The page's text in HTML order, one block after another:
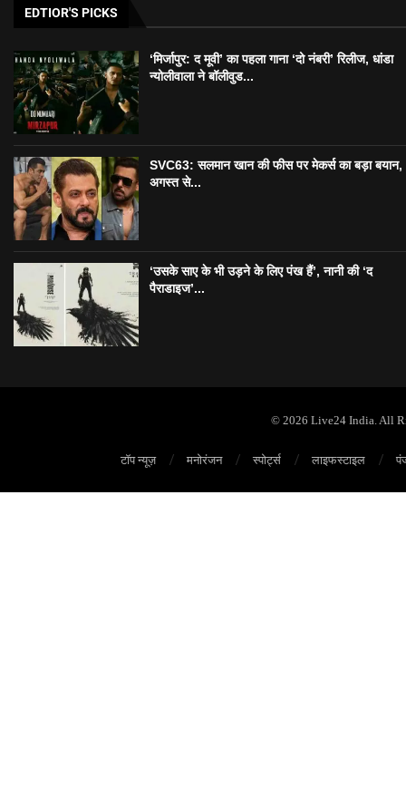
EDTIOR'S PICKS
‘मिर्जापुर: द मूवी’ का पहला गाना ‘दो नंबरी’ रिलीज, धांडा
न्योलीवाला ने बॉलीवुड...
SVC63: सलमान खान की फीस पर मेकर्स का बड़ा बयान,
अगस्त से...
‘उसके साए के भी उड़ने के लिए पंख हैं’, नानी की ‘द
पैराडाइज’...
© 2026 Live24 India. All
टॉप न्यूज़ मनोरंजन स्पोर्ट्स लाइफस्टाइल